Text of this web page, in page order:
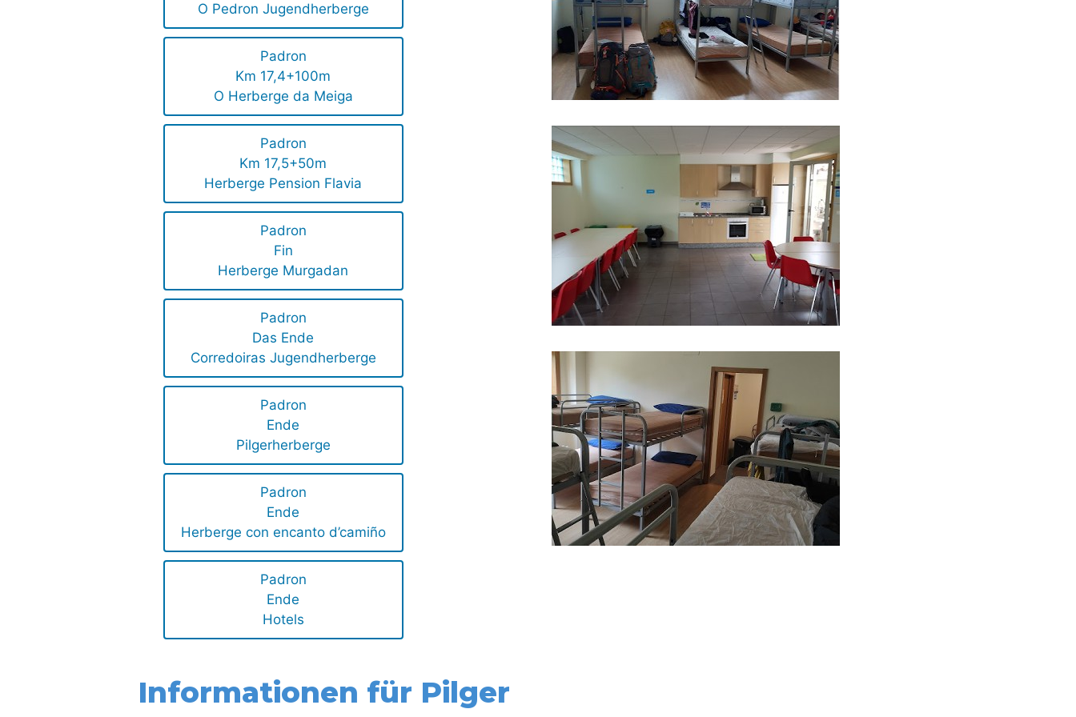
O Pedron Jugendherberge
Padron
Km 17,4+100m
O Herberge da Meiga
Padron
Km 17,5+50m
Herberge Pension Flavia
Padron
Fin
Herberge Murgadan
Padron
Das Ende
Corredoiras Jugendherberge
Padron
Ende
Pilgerherberge
Padron
Ende
Herberge con encanto d’camiño
Padron
Ende
Hotels
Informationen für Pilger